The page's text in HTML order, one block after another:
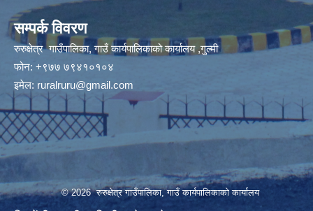
सम्पर्क विवरण
रुरुक्षेत्र गाउँपालिका, गाउँ कार्यपालिकाको कार्यालय ,गुल्मी
फोन: +९७७ ७९४१०१०४
इमेल: ruralruru@gmail.com
© 2026 रुरुक्षेत्र गाउँपालिका, गाउँ कार्यपालिकाको कार्यालय